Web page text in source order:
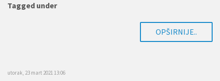
Tagged under
OPŠIRNIJE..
utorak, 23 mart 2021 13:06